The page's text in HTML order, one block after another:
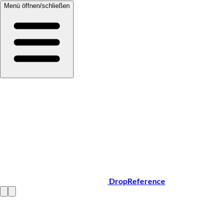
Menü öffnen/schließen
DropReference